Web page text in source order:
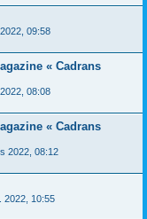
09:58
« Cadrans
08:08
« Cadrans
2022, 08:12
2022, 10:55